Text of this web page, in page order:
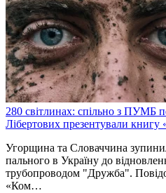
280 світлинах: спільно з ПУМБ
Лібертових презентували книгу
Угорщина та Словаччина
пального в Україну до
трубопроводом "Дружба".
«Ком…